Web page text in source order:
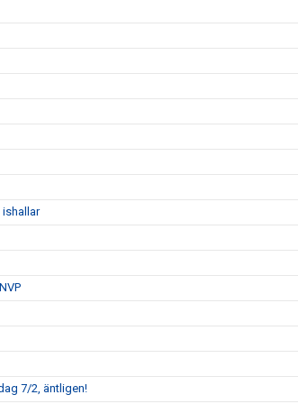
7/2, äntligen!